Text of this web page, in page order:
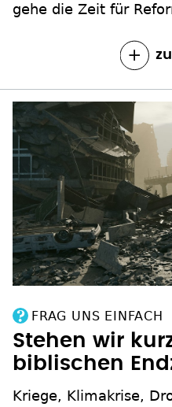
gehe die Zeit für
FRAG UNS EINFACH
Stehen wir
biblischen
Kriege, Klimakrise,